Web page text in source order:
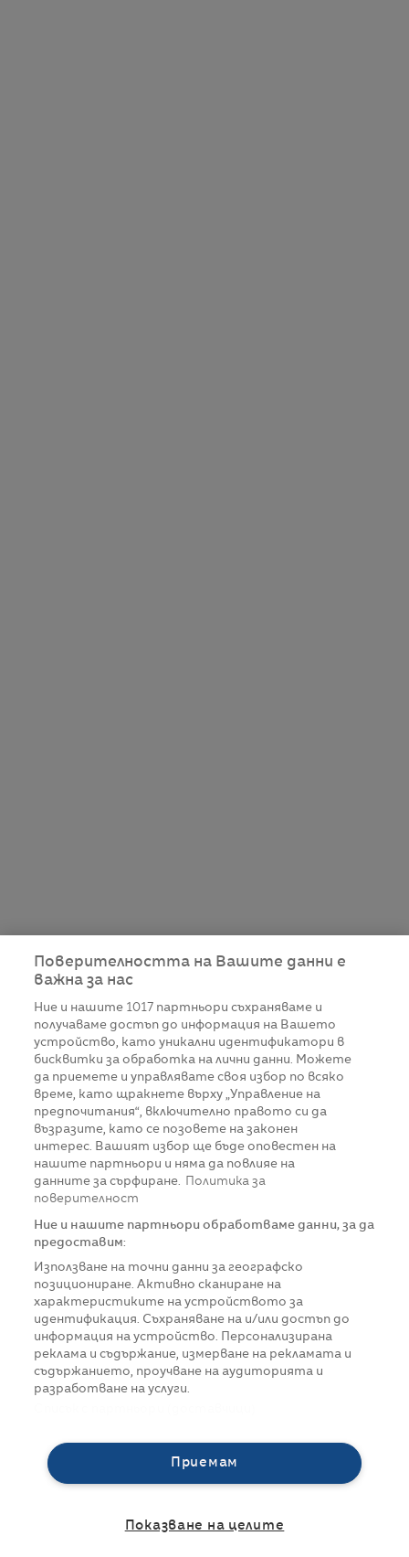
Поверителността на Вашите данни е
важна за нас
Ние и нашите 1017 партньори съхраняваме и
получаваме достъп до информация на Вашето
устройство, като уникални идентификатори в
бисквитки за обработка на лични данни. Можете
да приемете и управлявате своя избор по всяко
време, като щракнете върху „Управление на
предпочитания“, включително правото си да
възразите, като се позовете на законен
интерес. Вашият избор ще бъде оповестен на
нашите партньори и няма да повлияе на
данните за сърфиране.
Политика за
поверителност
Ние и нашите партньори обработваме данни, за да
предоставим:
Използване на точни данни за географско
позициониране. Активно сканиране на
характеристиките на устройството за
идентификация. Съхраняване на и/или достъп до
информация на устройство. Персонализирана
реклама и съдържание, измерване на рекламата и
съдържанието, проучване на аудиторията и
разработване на услуги.
Приемам
Показване на целите